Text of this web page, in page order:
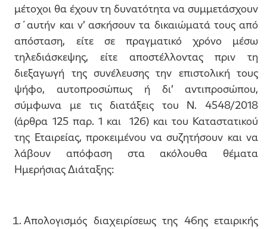
μέτοχοι θα έχουν τη δυνατότητα να συμμετάσχουν
σ΄αυτήν και ν’ ασκήσουν τα δικαιώματά τους από
απόσταση, είτε σε πραγματικό χρόνο μέσω
τηλεδιάσκεψης, είτε αποστέλλοντας πριν τη
διεξαγωγή της συνέλευσης την επιστολική τους
ψήφο, αυτοπροσώπως ή δι’ αντιπροσώπου,
σύμφωνα με τις διατάξεις του Ν. 4548/2018
(άρθρα 125 παρ. 1 και 126) και του Καταστατικού
της Εταιρείας, προκειμένου να συζητήσουν και να
λάβουν απόφαση στα ακόλουθα θέματα
Ημερήσιας Διάταξης:
Απολογισμός διαχειρίσεως της 46ης εταιρικής